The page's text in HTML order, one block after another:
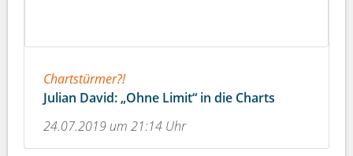
Chartstürmer?!
Julian David: „Ohne Limit“ in die Charts
24.07.2019 um 21:14 Uhr